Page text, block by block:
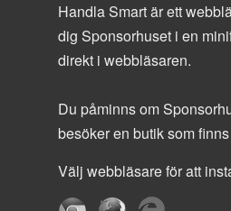
Handla Smart är ett
dig Sponsorhuset i en
direkt i webbläsaren.
Du påminns om
besöker en butik som
Välj webbläsare för att